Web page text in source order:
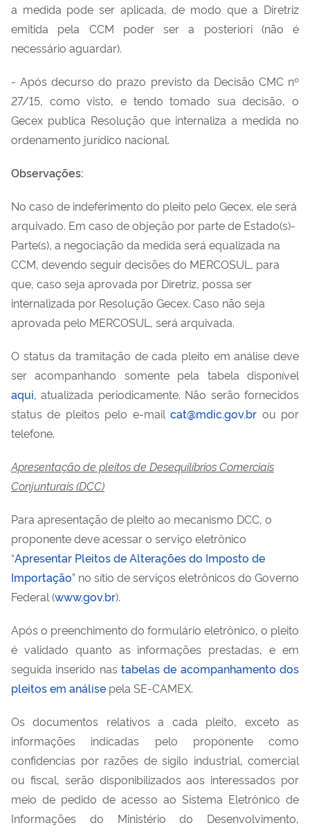
a medida pode ser aplicada, de modo que a Diretriz
emitida pela CCM poder ser a posteriori (não é
necessário aguardar).
- Após decurso do prazo previsto da Decisão CMC nº
27/15, como visto, e tendo tomado sua decisão, o
Gecex publica Resolução que internaliza a medida no
ordenamento jurídico nacional.
Observações:
No caso de indeferimento do pleito pelo Gecex, ele será
arquivado. Em caso de objeção por parte de Estado(s)-
Parte(s), a negociação da medida será equalizada na
CCM, devendo seguir decisões do MERCOSUL, para
que, caso seja aprovada por Diretriz, possa ser
internalizada por Resolução Gecex. Caso não seja
aprovada pelo MERCOSUL, será arquivada.
O status da tramitação de cada pleito em análise deve
ser acompanhando somente pela tabela disponível
aqui, atualizada periodicamente. Não serão fornecidos
status de pleitos pelo e-mailcat@mdic.gov.br ou por
telefone.
Apresentação de pleitos de Desequilíbrios Comerciais
Conjunturais (DCC)
Para apresentação de pleito ao mecanismo DCC, o
proponente deve acessar o serviço eletrônico
“Apresentar Pleitos de Alterações do Imposto de
Importação” no sítio de serviços eletrônicos do Governo
Federal (www.gov.br).
Após o preenchimento do formulário eletrônico, o pleito
é validado quanto as informações prestadas, e em
seguida inserido nas tabelas de acompanhamento dos
pleitos em análise pela SE-CAMEX.
Os documentos relativos a cada pleito, exceto as
informações indicadas pelo proponente como
confidencias por razões de sigilo industrial, comercial
ou fiscal, serão disponibilizados aos interessados por
meio de pedido de acesso ao Sistema Eletrônico de
Informações do Ministério do Desenvolvimento,